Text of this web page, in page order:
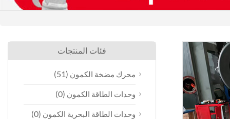
فئات المنتجات
محرك مضخة الكمون (51)
وحدات الطاقة الكمون (0)
وحدات الطاقة البحرية الكمون (0)